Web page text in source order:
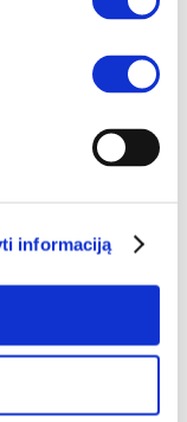
informaciją